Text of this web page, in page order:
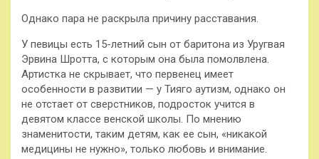
Однако пара не раскрыла причину расставания.
У певицы есть 15-летний сын от баритона из Уругвая
Эрвина Шротта, с которым она была помолвлена.
Артистка не скрывает, что первенец имеет
особенности в развитии — у Тияго аутизм, однако он
не отстает от сверстников, подросток учится в
девятом классе венской школы. По мнению
знаменитости, таким детям, как ее сын, «никакой
медицины не нужно», только любовь и внимание.